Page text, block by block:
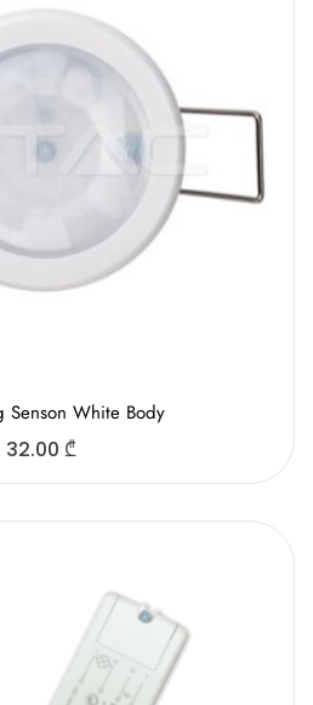
Senson White Body
32.00 ₾